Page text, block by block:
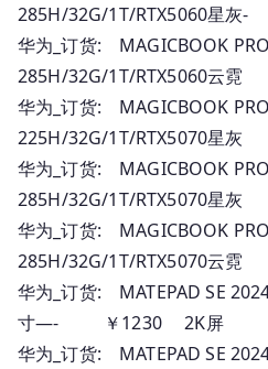
285H/32G/1T/RTX5060星
华为_订货: MAGICBOOK
285H/32G/1T/RTX5060云
华为_订货: MAGICBOOK
225H/32G/1T/RTX5070星
华为_订货: MAGICBOOK
285H/32G/1T/RTX5070星
华为_订货: MAGICBOOK
285H/32G/1T/RTX5070云
华为_订货: MATEPAD SE
寸—- ￥1230 2K屏
华为_订货: MATEPAD SE